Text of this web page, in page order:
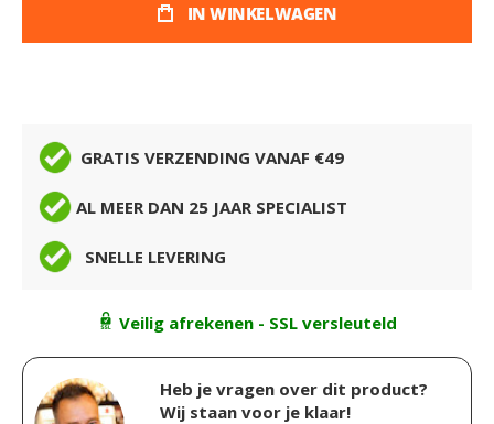
IN WINKELWAGEN
GRATIS VERZENDING VANAF €49
AL MEER DAN 25 JAAR SPECIALIST
SNELLE LEVERING
Veilig afrekenen - SSL versleuteld
Heb je vragen over dit product?
Wij staan voor je klaar!